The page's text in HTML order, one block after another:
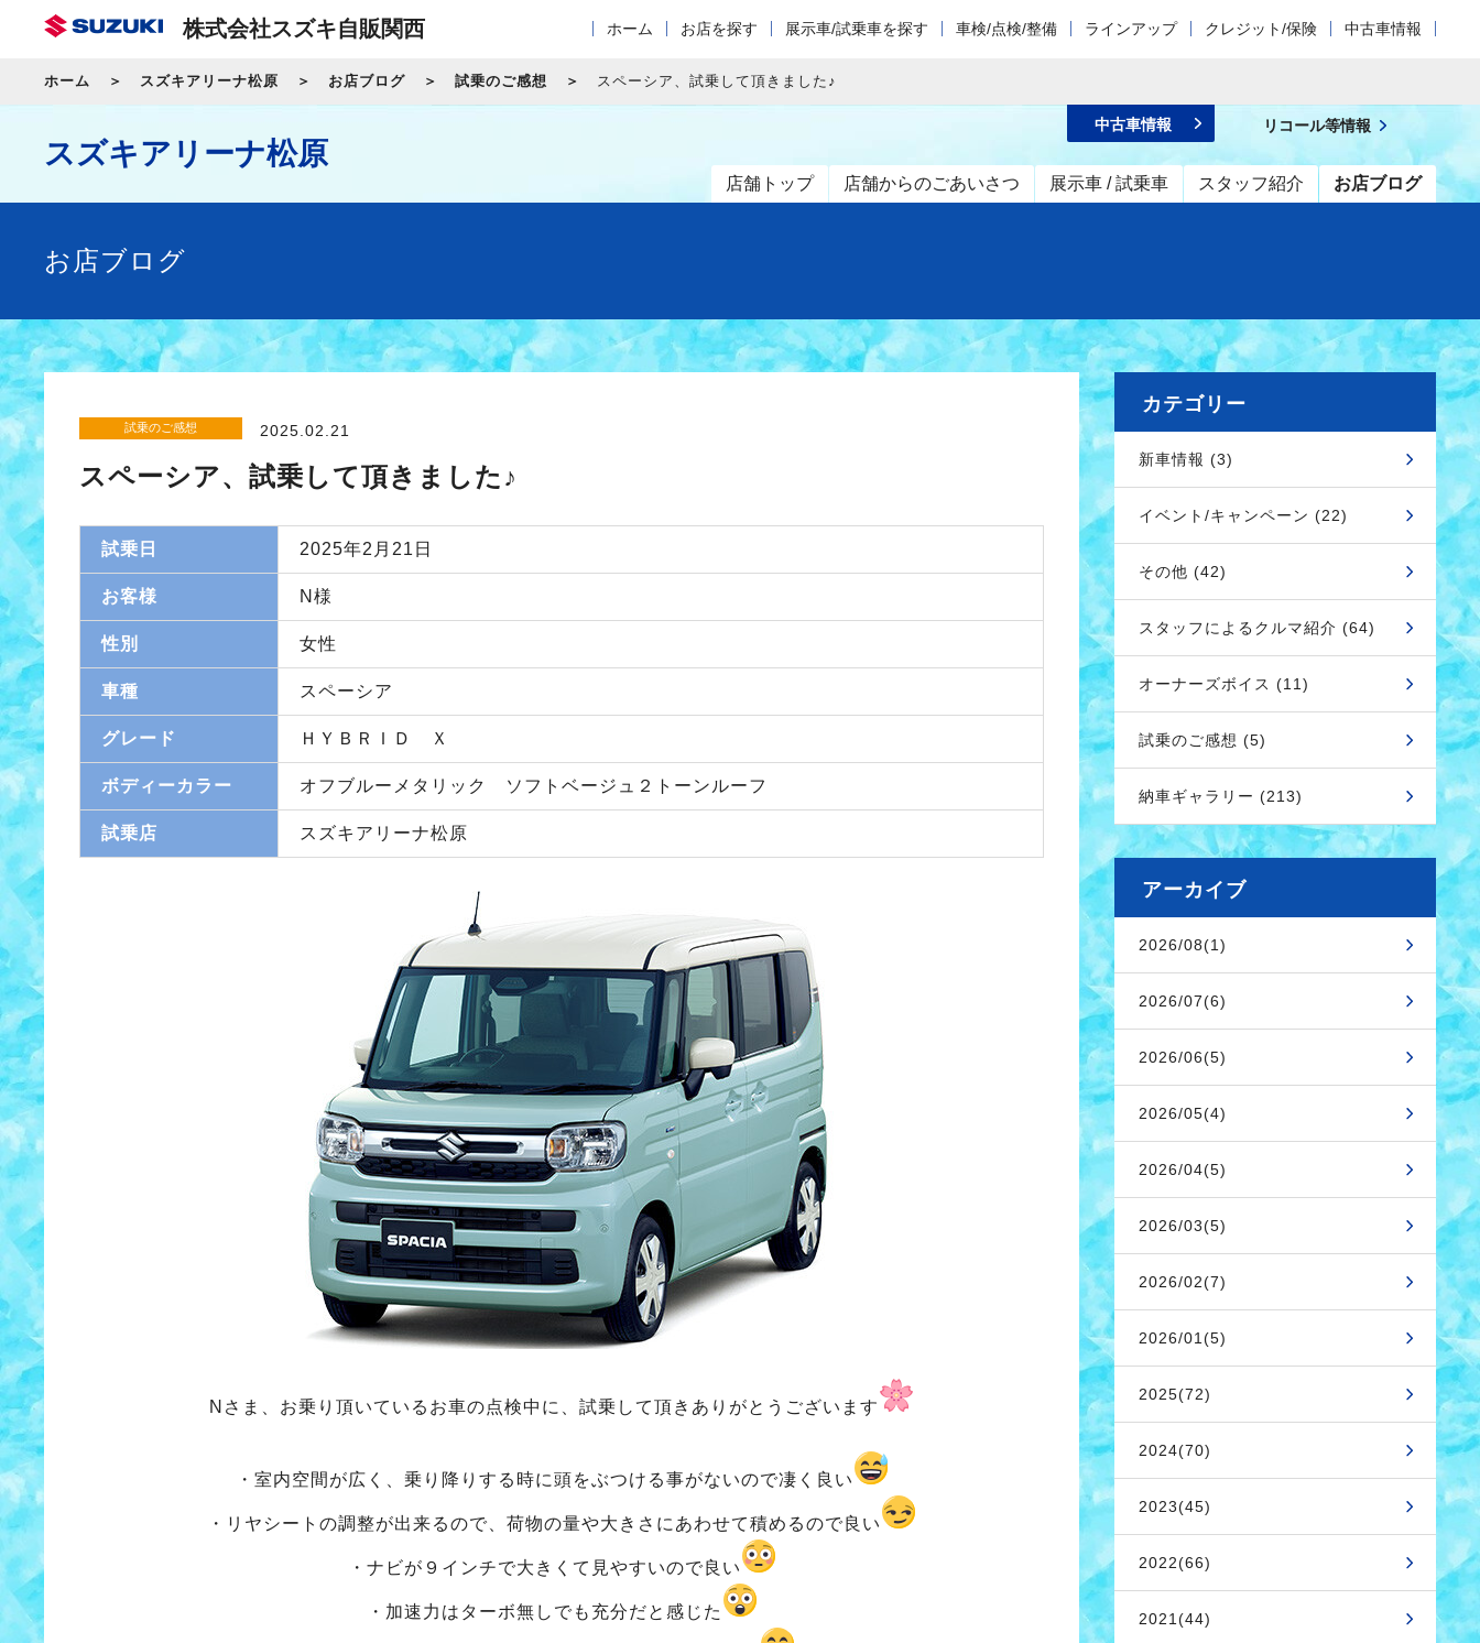
株式会社スズキ自販関西 ホーム お店を探す 展示車/試乗車を探す 車検/点検/整備 ラインアップ クレジット/保険 中古車情報
ホーム スズキアリーナ松原 お店ブログ 試乗のご感想 スペーシア、試乗して頂きました♪
スズキアリーナ松原
店舗トップ 店舗からのごあいさつ 展示車 / 試乗車 スタッフ紹介 お店ブログ
中古車情報 リコール等情報
お店ブログ
試乗のご感想 2025.02.21
スペーシア、試乗して頂きました♪
試乗日 2025年2月21日
お客様 N様
性別 女性
車種 スペーシア
グレード ＨＹＢＲＩＤ Ｘ
ボディーカラー オフブルーメタリック ソフトベージュ２トーンルーフ
試乗店 スズキアリーナ松原
Nさま、お乗り頂いているお車の点検中に、試乗して頂きありがとうございます
・室内空間が広く、乗り降りする時に頭をぶつける事がないので凄く良い
・リヤシートの調整が出来るので、荷物の量や大きさにあわせて積めるので良い
・ナビが９インチで大きくて見やすいので良い
・加速力はターボ無しでも充分だと感じた
カテゴリー
新車情報 (3)
イベント/キャンペーン (22)
その他 (42)
スタッフによるクルマ紹介 (64)
オーナーズボイス (11)
試乗のご感想 (5)
納車ギャラリー (213)
アーカイブ
2026/08(1)
2026/07(6)
2026/06(5)
2026/05(4)
2026/04(5)
2026/03(5)
2026/02(7)
2026/01(5)
2025(72)
2024(70)
2023(45)
2022(66)
2021(44)